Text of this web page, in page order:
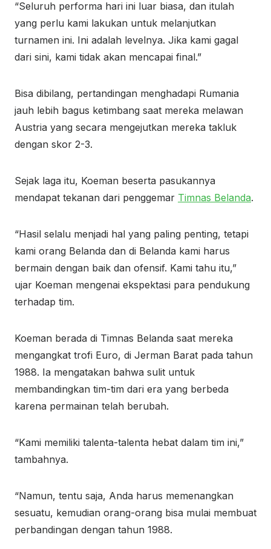
“Seluruh performa hari ini luar biasa, dan itulah
yang perlu kami lakukan untuk melanjutkan
turnamen ini. Ini adalah levelnya. Jika kami gagal
dari sini, kami tidak akan mencapai final.”
Bisa dibilang, pertandingan menghadapi Rumania
jauh lebih bagus ketimbang saat mereka melawan
Austria yang secara mengejutkan mereka takluk
dengan skor 2-3.
Sejak laga itu, Koeman beserta pasukannya
mendapat tekanan dari penggemar Timnas Belanda.
“Hasil selalu menjadi hal yang paling penting, tetapi
kami orang Belanda dan di Belanda kami harus
bermain dengan baik dan ofensif. Kami tahu itu,”
ujar Koeman mengenai ekspektasi para pendukung
terhadap tim.
Koeman berada di Timnas Belanda saat mereka
mengangkat trofi Euro, di Jerman Barat pada tahun
1988. Ia mengatakan bahwa sulit untuk
membandingkan tim-tim dari era yang berbeda
karena permainan telah berubah.
“Kami memiliki talenta-talenta hebat dalam tim ini,”
tambahnya.
“Namun, tentu saja, Anda harus memenangkan
sesuatu, kemudian orang-orang bisa mulai membuat
perbandingan dengan tahun 1988.